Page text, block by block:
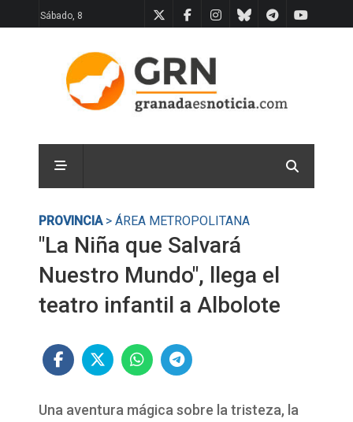
Sábado, 8
PROVINCIA> ÁREA METROPOLITANA
"La Niña que Salvará
Nuestro Mundo", llega el
teatro infantil a Albolote
Una aventura mágica sobre la tristeza, la